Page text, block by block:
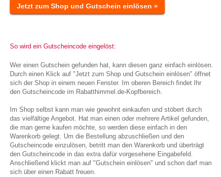
Jetzt zum Shop und Gutschein einlösen »
So wird ein Gutscheincode eingelöst:
Wer einen Gutschein gefunden hat, kann diesen ganz einfach einlösen.
Durch einen Klick auf "Jetzt zum Shop und Gutschein einlösen" öffnet
sich der Shop in einem neuen Fenster. Im oberen Bereich findet Ihr
den Gutscheincode im Rabatthimmel.de-Kopfbereich.
Im Shop selbst kann man wie gewohnt einkaufen und stöbert durch
das vielfältige Angebot. Hat man einen oder mehrere Artikel gefunden,
die man gerne kaufen möchte, so werden diese einfach in den
Warenkorb gelegt. Um die Bestellung abzuschließen und den
Gutscheincode einzulösen, betritt man den Warenkorb und überträgt
den Gutscheincode in das extra dafür vorgesehene Eingabefeld.
Anschließend klickt man auf "Gutschein einlösen" und schon darf man
sich über einen Rabatt freuen.